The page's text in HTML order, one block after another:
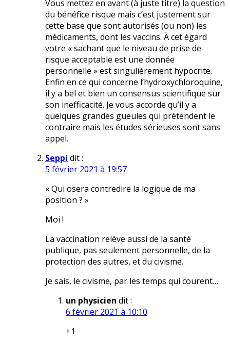
Vous mettez en avant (à juste titre) la question
du bénéfice risque mais c’est justement sur
cette base que sont autorisés (ou non) les
médicaments, dont les vaccins. À cet égard
votre « sachant que le niveau de prise de
risque acceptable est une donnée
personnelle » est singulièrement hypocrite.
Enfin en ce qui concerne l’hydroxychloroquine,
il y a bel et bien un consensus scientifique sur
son inefficacité. Je vous accorde qu’il y a
quelques grandes gueules qui prétendent le
contraire mais les études sérieuses sont sans
appel.
Seppi dit :
5 février 2021 à 19:57
« Qui osera contredire la logique de ma
position ? »
Moi !
La vaccination relève aussi de la santé
publique, pas seulement personnelle, de la
protection des autres, et du civisme.
Je sais, le civisme, par les temps qui courent…
un physicien dit :
6 février 2021 à 10:10
+1